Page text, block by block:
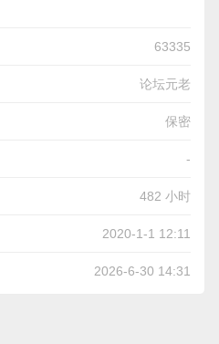
63335
论坛元老
保密
-
482 小时
2020-1-1 12:11
2026-6-30 14:31